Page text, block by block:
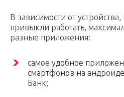
В зависимости от
привыкли работать,
разные приложения:
самое удобное
смартфонов на
Банк;